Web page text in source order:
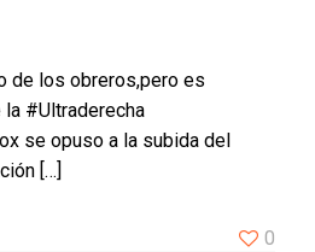
de los obreros,pero es
la #Ultraderecha
se opuso a la subida del
[…]
0